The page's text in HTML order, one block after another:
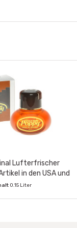
Lufterfrischer
in den USA und
150ml,...
0.15 Liter